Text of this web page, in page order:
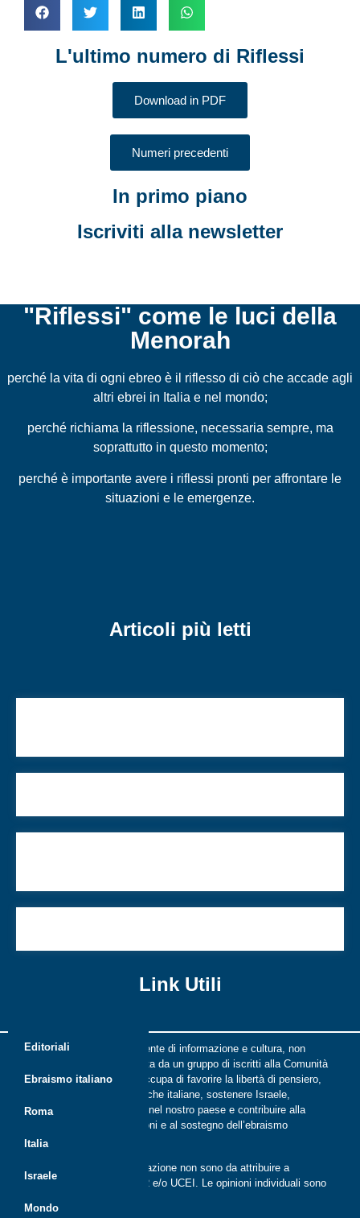
L'ultimo numero di Riflessi
Download in PDF
Numeri precedenti
In primo piano
Iscriviti alla newsletter
"Riflessi" come le luci della
Menorah
perché la vita di ogni ebreo è il riflesso di ciò che accade agli
altri ebrei in Italia e nel mondo;
perché richiama la riflessione, necessaria sempre, ma
soprattutto in questo momento;
perché è importante avere i riflessi pronti per affrontare le
situazioni e le emergenze.
Articoli più letti
Link Utili
Editoriali
Ebraismo italiano
Roma
Italia
Israele
Mondo
Riflessi è una rivista indipendente di informazione e cultura, non
periodica, digitale e on line nata da un gruppo di iscritti alla Comunità
ebraica di Roma. Riflessi si occupa di favorire la libertà di pensiero,
il dialogo tra le comunità ebraiche italiane, sostenere Israele,
promuovere la cultura ebraica nel nostro paese e contribuire alla
crescita delle nuove generazioni e al sostegno dell’ebraismo
italiano.
Le opinioni espresse dalla redazione non sono da attribuire a
nessuna lista presente in CER e/o UCEI. Le opinioni individuali sono